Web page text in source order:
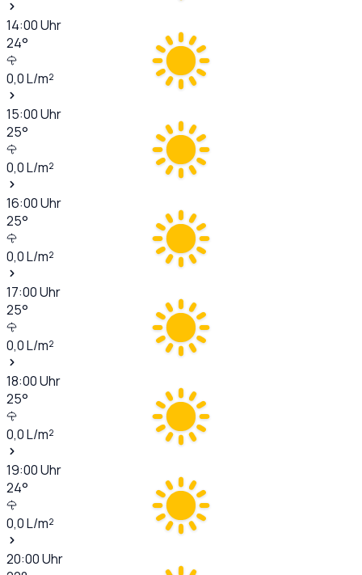
14:00Uhr
24°
0,0L/m²
15:00Uhr
25°
0,0L/m²
16:00Uhr
25°
0,0L/m²
17:00Uhr
25°
0,0L/m²
18:00Uhr
25°
0,0L/m²
19:00Uhr
24°
0,0L/m²
20:00Uhr